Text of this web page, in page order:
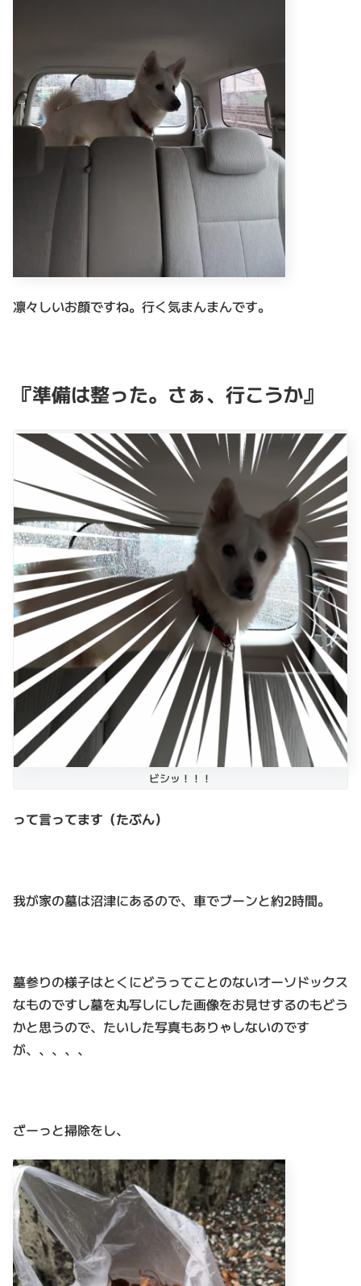
凛々しいお顔ですね。行く気まんまんです。
『準備は整った。さぁ、行こうか』
ビシッ！！！
って言ってます（たぶん）
我が家の墓は沼津にあるので、車でブーンと約2時間。
墓参りの様子はとくにどうってことのないオーソドックス
なものですし墓を丸写しにした画像をお見せするのもどう
かと思うので、たいした写真もありゃしないのです
が、、、、、
ざーっと掃除をし、